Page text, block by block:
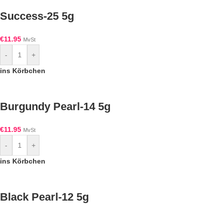
Success-25 5g
€11.95 MvSt
-
+
ins Körbchen
Burgundy Pearl-14 5g
€11.95 MvSt
-
+
ins Körbchen
Black Pearl-12 5g